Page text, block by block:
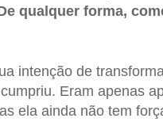
qualquer forma,
intenção de
Eram apenas
ela ainda não tem